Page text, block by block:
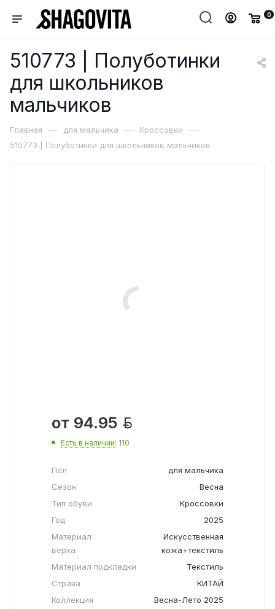
0
510773 | Полуботинки
для школьников
мальчиков
Главная — для мальчика — Кроссовки —
510773 | Полуботинки для школьников мальчиков
от 94.95 
Есть в наличии: 110
Пол
для мальчика
Сезон
Весна
Тип обуви
Кроссовки
Год
2025
Материал
верха
Искусственная
кожа+текстиль
Материал подкладки
Текстиль
Страна
КИТАЙ
Коллекция
Весна-Лето 2025